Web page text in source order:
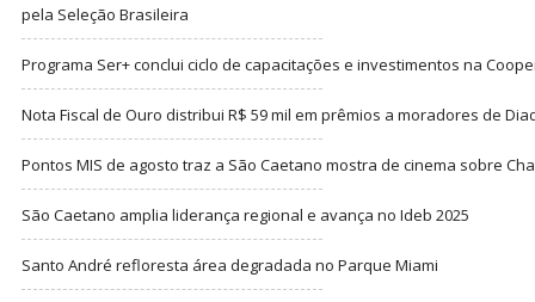
pela Seleção Brasileira
Programa Ser+ conclui ciclo de capacitações e investimentos na
Nota Fiscal de Ouro distribui R$ 59 mil em prêmios a moradores de
Pontos MIS de agosto traz a São Caetano mostra de cinema sobre
São Caetano amplia liderança regional e avança no Ideb 2025
Santo André refloresta área degradada no Parque Miami